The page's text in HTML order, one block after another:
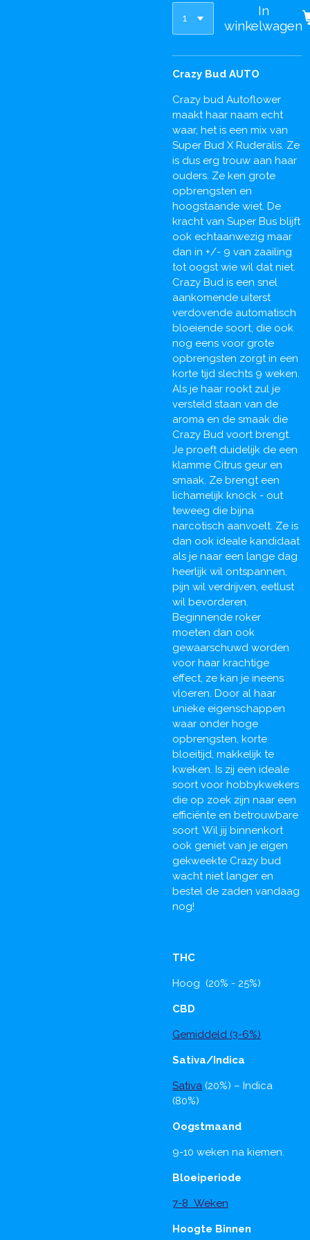
In
winkelwagen
Crazy Bud AUTO
Crazy bud Autoflower
maakt haar naam echt
waar, het is een mix van
Super Bud X Ruderalis. Ze
is dus erg trouw aan haar
ouders. Ze ken grote
opbrengsten en
hoogstaande wiet. De
kracht van Super Bus blijft
ook echtaanwezig maar
dan in +/- 9 van zaailing
tot oogst wie wil dat niet.
Crazy Bud is een snel
aankomende uiterst
verdovende automatisch
bloeiende soort, die ook
nog eens voor grote
opbrengsten zorgt in een
korte tijd slechts 9 weken.
Als je haar rookt zul je
versteld staan van de
aroma en de smaak die
Crazy Bud voort brengt.
Je proeft duidelijk de een
klamme Citrus geur en
smaak. Ze brengt een
lichamelijk knock - out
teweeg die bijna
narcotisch aanvoelt. Ze is
dan ook ideale kandidaat
als je naar een lange dag
heerlijk wil ontspannen,
pijn wil verdrijven, eetlust
wil bevorderen.
Beginnende roker
moeten dan ook
gewaarschuwd worden
voor haar krachtige
effect, ze kan je ineens
vloeren. Door al haar
unieke eigenschappen
waar onder hoge
opbrengsten, korte
bloeitijd, makkelijk te
kweken. Is zij een ideale
soort voor hobbykwekers
die op zoek zijn naar een
efficiënte en betrouwbare
soort. Wil jij binnenkort
ook geniet van je eigen
gekweekte Crazy bud
wacht niet langer en
bestel de zaden vandaag
nog!
THC
Hoog (20% - 25%)
CBD
Gemiddeld (3-6%)
Sativa/Indica
Sativa (20%) – Indica
(80%)
Oogstmaand
9-10 weken na kiemen.
Bloeiperiode
7-8 Weken
Hoogte Binnen